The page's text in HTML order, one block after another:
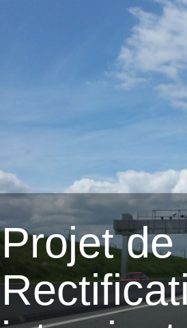
Projet de